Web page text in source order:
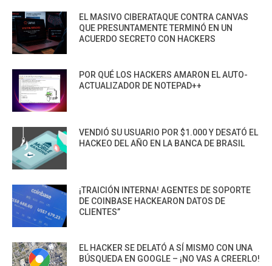
EL MASIVO CIBERATAQUE CONTRA CANVAS
QUE PRESUNTAMENTE TERMINÓ EN UN
ACUERDO SECRETO CON HACKERS
POR QUÉ LOS HACKERS AMARON EL AUTO-
ACTUALIZADOR DE NOTEPAD++
VENDIÓ SU USUARIO POR $1.000 Y DESATÓ EL
HACKEO DEL AÑO EN LA BANCA DE BRASIL
¡TRAICIÓN INTERNA! AGENTES DE SOPORTE
DE COINBASE HACKEARON DATOS DE
CLIENTES”
EL HACKER SE DELATÓ A SÍ MISMO CON UNA
BÚSQUEDA EN GOOGLE – ¡NO VAS A CREERLO!